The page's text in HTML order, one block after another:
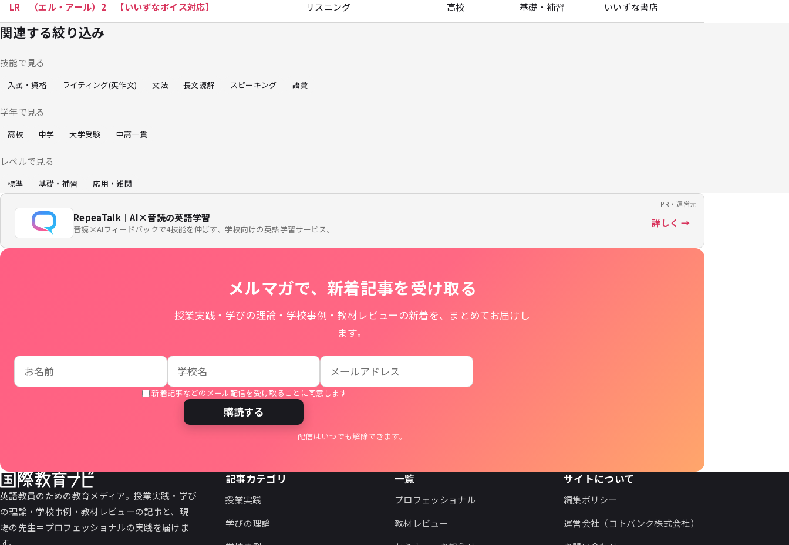
LR （エル・アール）2 【いいずなボイス対応】 リスニング 高校 基礎・補習 いいずな書店
関連する絞り込み
技能で見る
入試・資格 ライティング(英作文) 文法 長文読解 スピーキング 語彙
学年で見る
高校 中学 大学受験 中高一貫
レベルで見る
標準 基礎・補習 応用・難関
PR・運営元
RepeaTalk｜AI×音読の英語学習
音読×AIフィードバックで4技能を伸ばす、学校向けの英語学習サービス。
詳しく →
メルマガで、新着記事を受け取る
授業実践・学びの理論・学校事例・教材レビューの新着を、まとめてお届けし
ます。
お名前
学校名
メールアドレス
新着記事などのメール配信を受け取ることに同意します
購読する
配信はいつでも解除できます。
英語教員のための教育メディア。授業実践・学び
の理論・学校事例・教材レビューの記事と、現
場の先生＝プロフェッショナルの実践を届けま
記事カテゴリ
授業実践
学びの理論
一覧
プロフェッショナル
教材レビュー
サイトについて
編集ポリシー
運営会社（コトバンク株式会社）